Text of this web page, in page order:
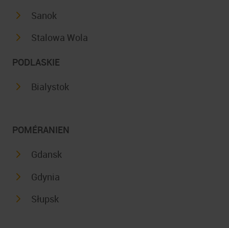
Sanok
Stalowa Wola
PODLASKIE
Bialystok
POMÉRANIEN
Gdansk
Gdynia
Słupsk